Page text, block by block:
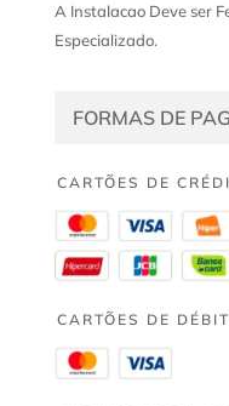
A Instalacao Deve ser
Especializado.
FORMAS DE
CARTÕES DE
CARTÕES DE